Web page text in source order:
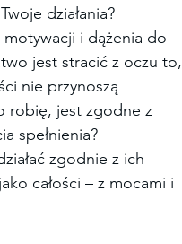
działania?
i dążenia do
jest stracić z oczu to,
nie przynoszą
robię, jest zgodne z
spełnienia?
zgodnie z ich
całości – z mocami i